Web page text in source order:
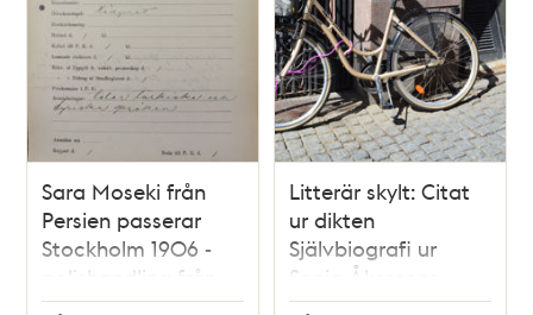
Sara Moseki från
Persien passerar
Stockholm 1906 -
polishandling från
utlänningsexpeditionen
Litterär skylt: Citat
ur dikten
Självbiografi ur
Sonja Åkessons
diktsamling Husfrid